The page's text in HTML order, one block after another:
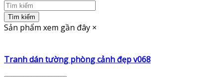
Tìm kiếm
Sản phẩm xem gần đây ×
Tranh dán tường phòng cảnh đẹp v068